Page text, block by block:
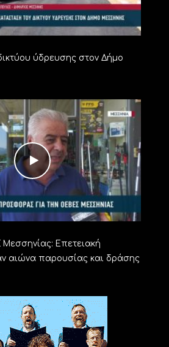
ύδρευσης στον Δήμο
Μεσσηνίας: Επετειακή
αιώνα παρουσίας και δράσης